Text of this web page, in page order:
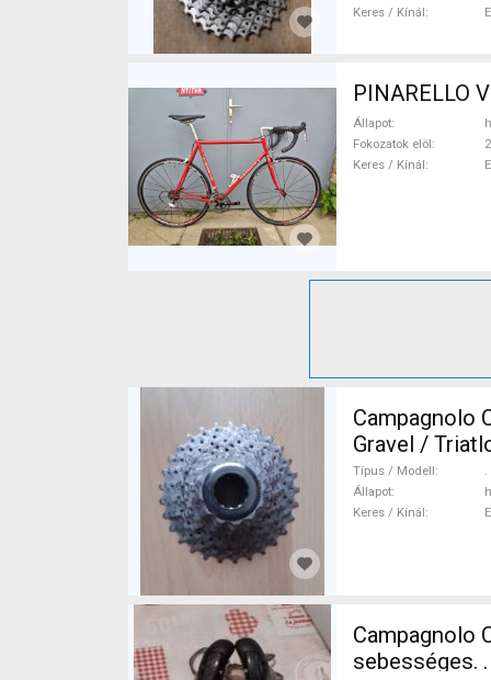
Keres / Kínál
Állapot
Fokozatok elöl
2
Keres / Kínál
Campagnolo
Gravel /
Típus / Modell
.
Állapot
Keres / Kínál
Campagnolo
sebességes. . Országúti / Gravel / Triatlon Alkatrész, Országúti Fék /